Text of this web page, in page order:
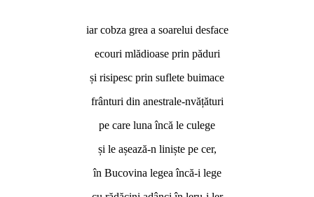
iar cobza grea a soarelui desface
ecouri mlădioase prin păduri
și risipesc prin suflete buimace
frânturi din anestrale-nvățături
pe care luna încă le culege
și le așează-n liniște pe cer,
în Bucovina legea încă-i lege